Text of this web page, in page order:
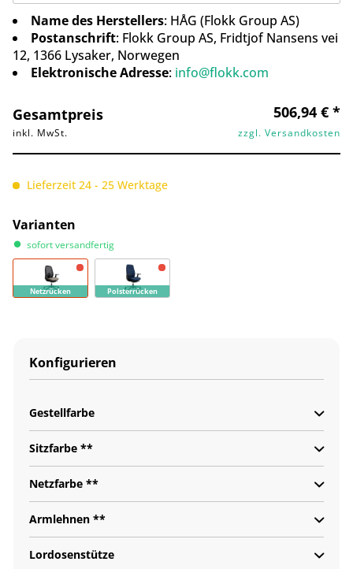
Name des Herstellers: HÅG (Flokk Group AS)
Postanschrift: Flokk Group AS, Fridtjof Nansens vei
12, 1366 Lysaker, Norwegen
Elektronische Adresse: info@flokk.com
Gesamtpreis 506,94 € *
inkl. MwSt. zzgl. Versandkosten
Lieferzeit 24 - 25 Werktage
Varianten
sofort versandfertig
Netzrücken Polsterrücken
Konfigurieren
Gestellfarbe
Sitzfarbe **
Netzfarbe **
Armlehnen **
Lordosenstütze